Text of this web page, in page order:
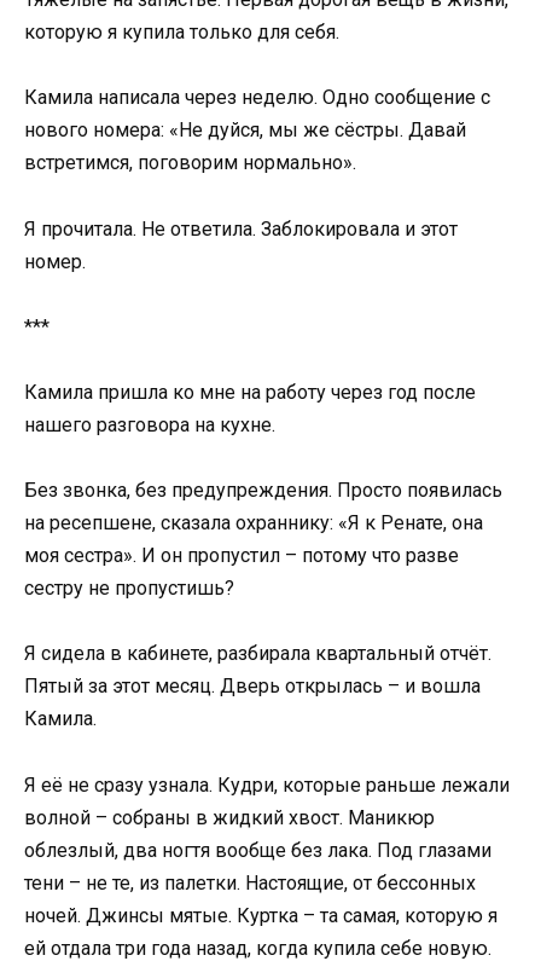
которую я купила только для себя.
Камила написала через неделю. Одно сообщение с
нового номера: «Не дуйся, мы же сёстры. Давай
встретимся, поговорим нормально».
Я прочитала. Не ответила. Заблокировала и этот
номер.
***
Камила пришла ко мне на работу через год после
нашего разговора на кухне.
Без звонка, без предупреждения. Просто появилась
на ресепшене, сказала охраннику: «Я к Ренате, она
моя сестра». И он пропустил – потому что разве
сестру не пропустишь?
Я сидела в кабинете, разбирала квартальный отчёт.
Пятый за этот месяц. Дверь открылась – и вошла
Камила.
Я её не сразу узнала. Кудри, которые раньше лежали
волной – собраны в жидкий хвост. Маникюр
облезлый, два ногтя вообще без лака. Под глазами
тени – не те, из палетки. Настоящие, от бессонных
ночей. Джинсы мятые. Куртка – та самая, которую я
ей отдала три года назад, когда купила себе новую.